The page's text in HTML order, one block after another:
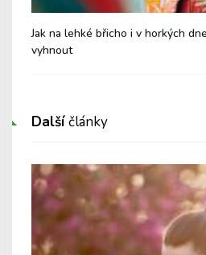
Jak na lehké břicho i v horkých
vyhnout
Dalšíčlánky